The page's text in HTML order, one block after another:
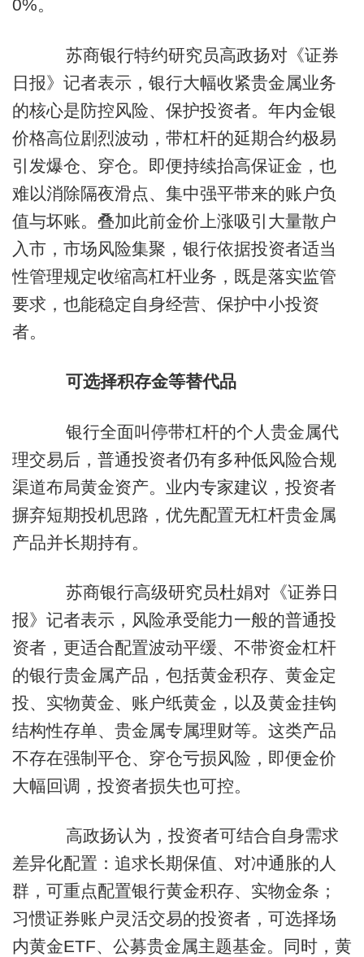
0%。
苏商银行特约研究员高政扬对《证券
日报》记者表示，银行大幅收紧贵金属业务
的核心是防控风险、保护投资者。年内金银
价格高位剧烈波动，带杠杆的延期合约极易
引发爆仓、穿仓。即便持续抬高保证金，也
难以消除隔夜滑点、集中强平带来的账户负
值与坏账。叠加此前金价上涨吸引大量散户
入市，市场风险集聚，银行依据投资者适当
性管理规定收缩高杠杆业务，既是落实监管
要求，也能稳定自身经营、保护中小投资
者。
可选择积存金等替代品
银行全面叫停带杠杆的个人贵金属代
理交易后，普通投资者仍有多种低风险合规
渠道布局黄金资产。业内专家建议，投资者
摒弃短期投机思路，优先配置无杠杆贵金属
产品并长期持有。
苏商银行高级研究员杜娟对《证券日
报》记者表示，风险承受能力一般的普通投
资者，更适合配置波动平缓、不带资金杠杆
的银行贵金属产品，包括黄金积存、黄金定
投、实物黄金、账户纸黄金，以及黄金挂钩
结构性存单、贵金属专属理财等。这类产品
不存在强制平仓、穿仓亏损风险，即便金价
大幅回调，投资者损失也可控。
高政扬认为，投资者可结合自身需求
差异化配置：追求长期保值、对冲通胀的人
群，可重点配置银行黄金积存、实物金条；
习惯证券账户灵活交易的投资者，可选择场
内黄金ETF、公募贵金属主题基金。同时，黄